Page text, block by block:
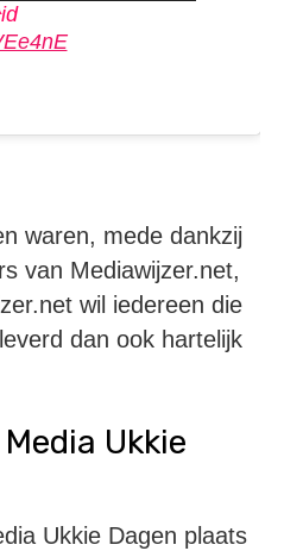
waren, mede dankzij
van Mediawijzer.net,
wil iedereen die
dan ook hartelijk
Ukkie
Ukkie Dagen plaats